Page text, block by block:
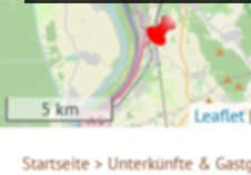
5 km Leaflet
Startseite > Unterkünfte &